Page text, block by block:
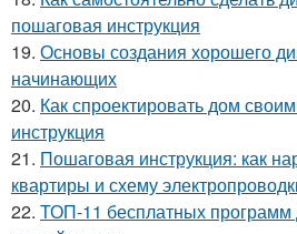
пошаговая инструкция
19. Основы создания хорошего
начинающих
20. Как спроектировать дом
инструкция
21. Пошаговая инструкция: как
квартиры и схему
22. ТОП-11 бесплатных программ